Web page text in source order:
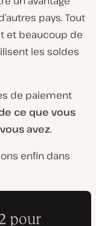
pays. Tout
et beaucoup de
les soldes
de paiement
ce que vous
avez.
enfin dans